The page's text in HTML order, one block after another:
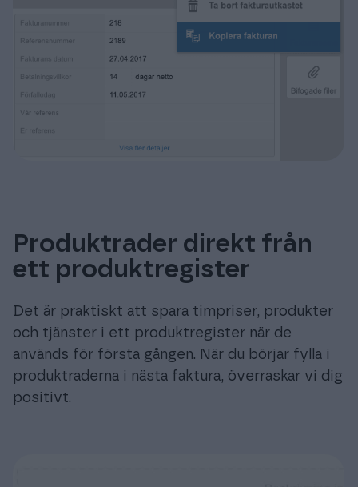
Produktrader direkt från
ett produktregister
Det är praktiskt att spara timpriser, produkter
och tjänster i ett produktregister när de
används för första gången. När du börjar fylla i
produktraderna i nästa faktura, överraskar vi dig
positivt.